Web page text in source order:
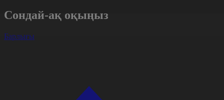
Сондай-ақ оқыңыз
Барлығы